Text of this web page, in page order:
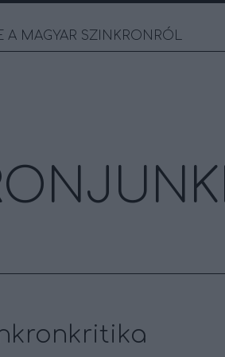
A MAGYAR SZINKRONRÓL